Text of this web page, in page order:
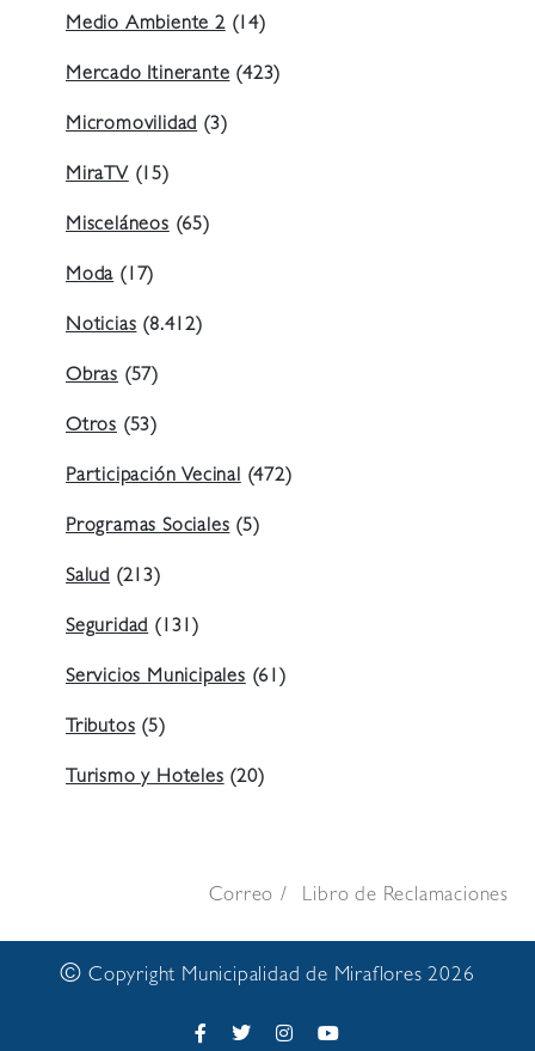
Medio Ambiente 2(14)
Mercado Itinerante(423)
Micromovilidad(3)
MiraTV(15)
Misceláneos(65)
Moda(17)
Noticias(8.412)
Obras (57)
Otros (53)
Participación Vecinal(472)
Programas Sociales(5)
Salud (213)
Seguridad(131)
Servicios Municipales(61)
Tributos(5)
Turismo y Hoteles(20)
Correo Libro de Reclamaciones
© Copyright Municipalidad de Miraflores 2026